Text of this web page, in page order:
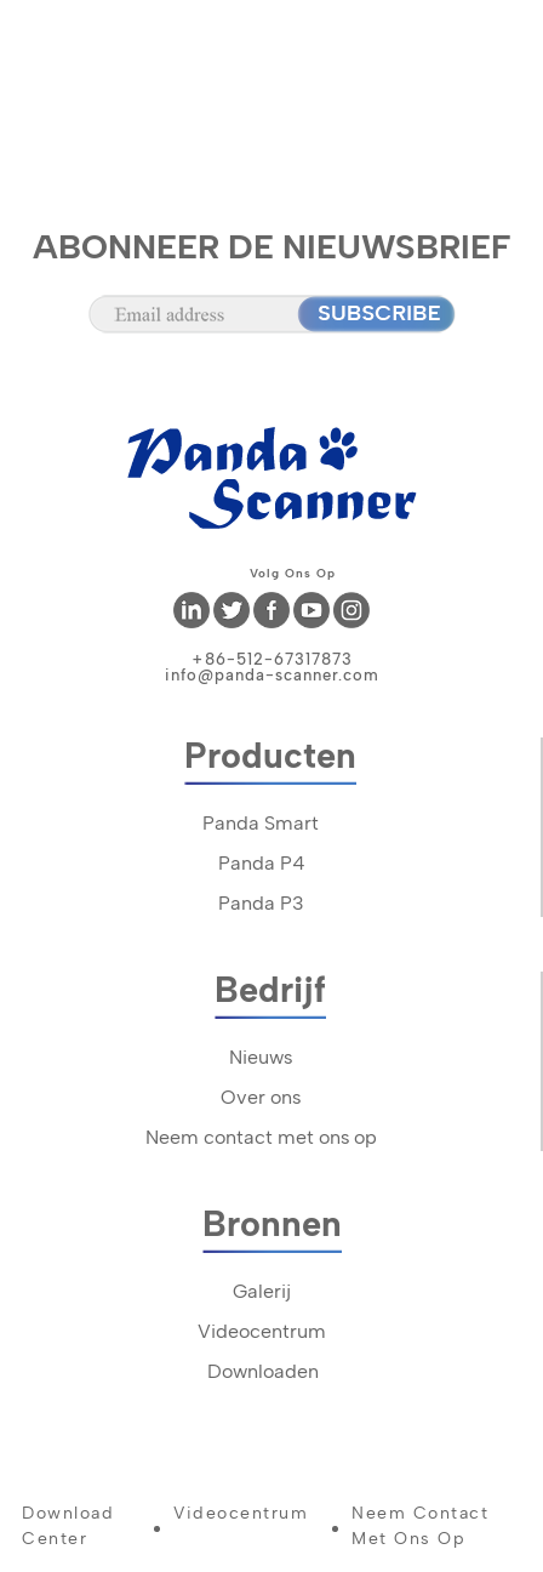
ABONNEER DE NIEUWSBRIEF
Volg Ons Op
+86-512-67317873
info@panda-scanner.com
Producten
Panda Smart
Panda P4
Panda P3
Bedrijf
Nieuws
Over ons
Neem contact met ons op
Bronnen
Galerij
Videocentrum
Downloaden
Download
Center
Videocentrum
Neem Contact
Met Ons Op